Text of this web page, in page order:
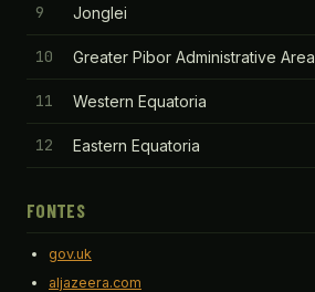
9 Jonglei
10 Greater Pibor Administrative Area
11 Western Equatoria
12 Eastern Equatoria
FONTES
gov.uk
aljazeera.com